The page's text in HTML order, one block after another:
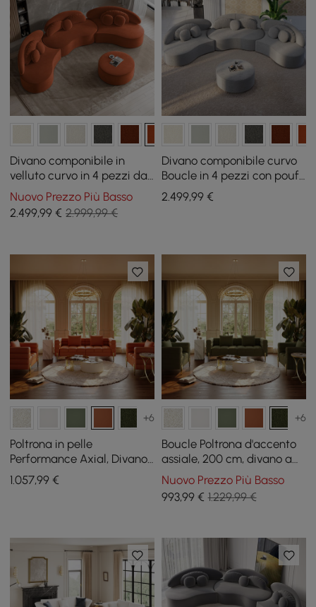
Divano componibile in
velluto curvo in 4 pezzi da
146" con pouf e cuscini
Nuovo Prezzo Più Basso
2.499,99 € 2.999,99 €
Divano componibile curvo
Boucle in 4 pezzi con pouf
e cuscini
2.499,99€
+6
Poltrona in pelle
Performance Axial, Divano
a costine, 200 cm, gambe e
cuscini dorati
1.057,99 €
+6
Boucle Poltrona d'accento
assiale, 200 cm, divano a
coste con gambe dorate e
cuscino
Nuovo Prezzo Più Basso
993,99€ 1.229,99 €